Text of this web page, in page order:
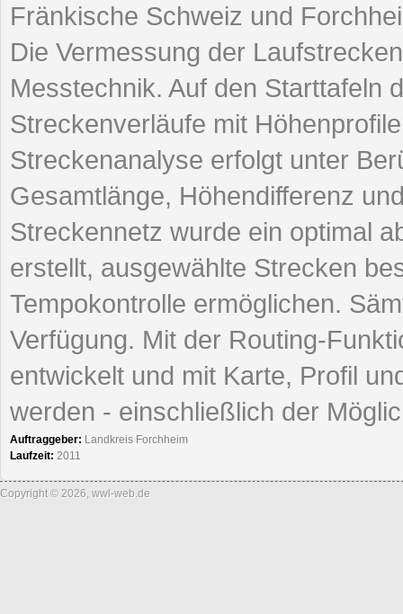
Fränkische Schweiz und
Die Vermessung der
Messtechnik. Auf den Starttafeln
Streckenverläufe mit
Streckenanalyse erfolgt unter
Gesamtlänge, Höhendifferenz
Streckennetz wurde ein optimal
erstellt, ausgewählte Strecken
Tempokontrolle ermöglichen.
Verfügung. Mit der Routing-
entwickelt und mit Karte, Profil
werden - einschließlich der
Auftraggeber: Landkreis Forchheim
Laufzeit: 2011
Copyright © 2026, wwl-web.de